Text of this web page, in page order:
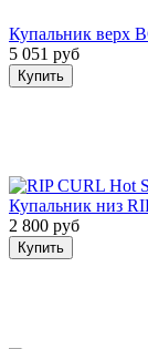
Купальник верх
5 051 руб
Купить
Купальник низ
2 800 руб
Купить